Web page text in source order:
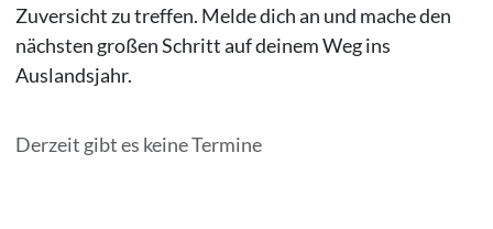
Zuversicht zu treffen. Melde dich an und mache den
nächsten großen Schritt auf deinem Weg ins
Auslandsjahr.
Derzeit gibt es keine Termine